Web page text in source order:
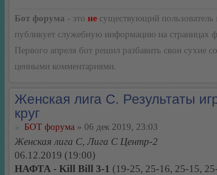
Бот форума - это не существующий пользователь
публикует служебную информацию на страницах
Первого апреля бот решил разбавить свои сухие
ценными комментариями.
Женская лига С. Результаты
круг
БОТ форума » 06 дек 2019, 23:03
Женская лига С, Лига С Центр-2
06.12.2019 (19:00)
НАФТА - Kill Bill 3-1 (19-25, 25-16, 25-15,